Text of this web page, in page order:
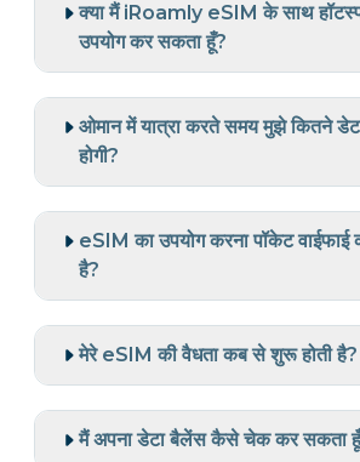
क्या मैं iRoamly eSIM के साथ
उपयोग कर सकता हूँ?
ओमान में यात्रा करते समय मुझे कितने
होगी?
eSIM का उपयोग करना पॉकेट वाईफाई
है?
मेरे eSIM की वैधता कब से शुरू होती है?
मैं अपना डेटा बैलेंस कैसे चेक कर सकता